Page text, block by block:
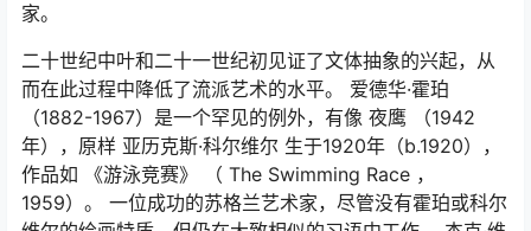
家。
二十世纪中叶和二十一世纪初见证了文体抽象的兴起，从
而在此过程中降低了流派艺术的水平。 爱德华·霍珀
（1882-1967）是一个罕见的例外，有像 夜鹰
（1942
年），原样 亚历克斯·科尔维尔 生于1920年（b.1920），
作品如
《游泳竞赛》 （ The Swimming Race ，
1959）。 一位成功的苏格兰艺术家，尽管没有霍珀或科尔